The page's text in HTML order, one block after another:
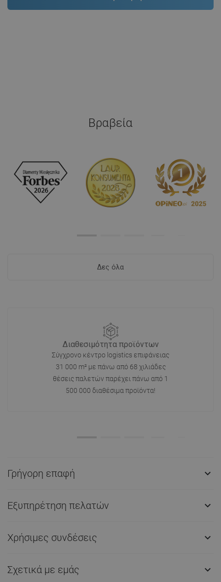
Βραβεία
Δες όλα
Διαθεσιμότητα προϊόντων
Σύγχρονο κέντρο logistics επιφάνειας
31 000 m² με πάνω από 68 χιλιάδες
θέσεις παλετών παρέχει πάνω από 1
500 000 διαθέσιμα προϊόντα!
Γρήγορη επαφή 
Εξυπηρέτηση πελατών 
Χρήσιμες συνδέσεις 
Σχετικά με εμάς 